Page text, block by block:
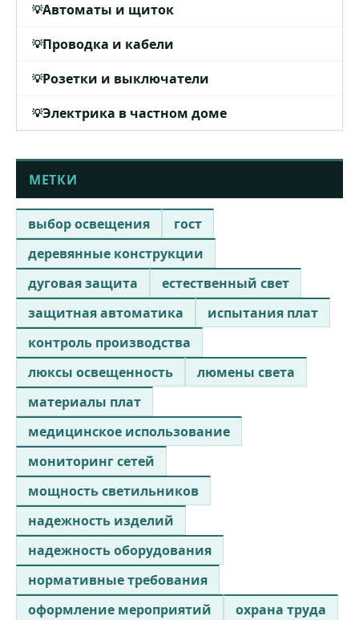
Автоматы и щиток
Проводка и кабели
Розетки и выключатели
Электрика в частном доме
МЕТКИ
выбор освещения
гост
деревянные конструкции
дуговая защита
естественный свет
защитная автоматика
испытания плат
контроль производства
люксы освещенность
люмены света
материалы плат
медицинское использование
мониторинг сетей
мощность светильников
надежность изделий
надежность оборудования
нормативные требования
оформление мероприятий
охрана труда